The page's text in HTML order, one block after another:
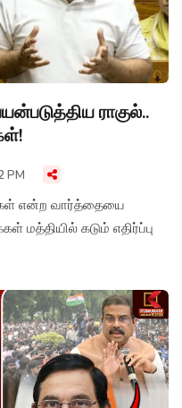
ராகுல்..
PM
என்ற வார்த்தையை
மத்தியில் கடும் எதிர்ப்பு